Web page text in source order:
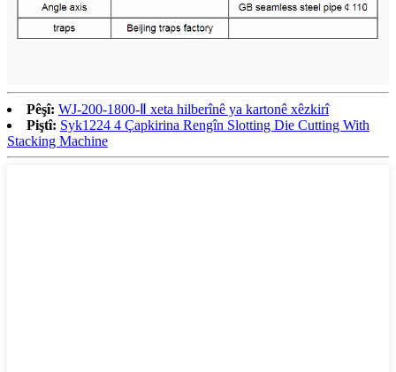
Pêşî: WJ-200-1800-Ⅱ xeta hilberînê ya kartonê xêzkirî
Piştî: Syk1224 4 Çapkirina Rengîn Slotting Die Cutting With
Stacking Machine